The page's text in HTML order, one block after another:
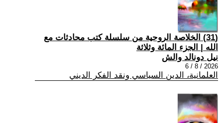
(31) الخلاصة الروحية من سلسلة كتب محادثات مع
الله | الجزء المائة وثلاثة
نيل دونالد والش
2026 / 8 / 6
العلمانية، الدين السياسي ونقد الفكر الديني